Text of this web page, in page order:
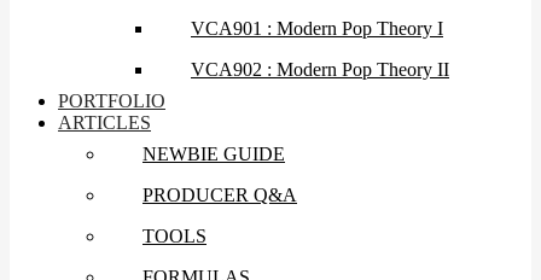
VCA901 : Modern Pop Theory I
VCA902 : Modern Pop Theory II
PORTFOLIO
ARTICLES
NEWBIE GUIDE
PRODUCER Q&A
TOOLS